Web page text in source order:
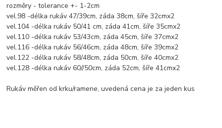
rozměry - tolerance +- 1-2cm
vel.98 -délka rukáv 47/39cm, záda 38cm, šíře 32cmx2
vel.104 -délka rukáv 50/41 cm, záda 41cm, šíře 35cmx2
vel.110 -délka rukáv 53/43cm, záda 45cm, šíře 37cmx2
vel.116 -délka rukáv 56/46cm, záda 48cm, šíře 39cmx2
vel.122 -délka rukáv 58/48cm, záda 50cm, šíře 40cmx2
vel.128 -délka rukáv 60//50cm, záda 52cm, šíře 41cmx2
Rukáv měřen od krku/ramene, uvedená cena je za jeden kus